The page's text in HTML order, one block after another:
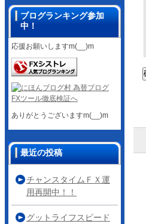
ブログランキング参加
中！
応援お願いしますm(__)m
ありがとうございますm(__)m
最近の投稿
チャンスタイムＦＸ運
用再開中！！
グットライフスピード